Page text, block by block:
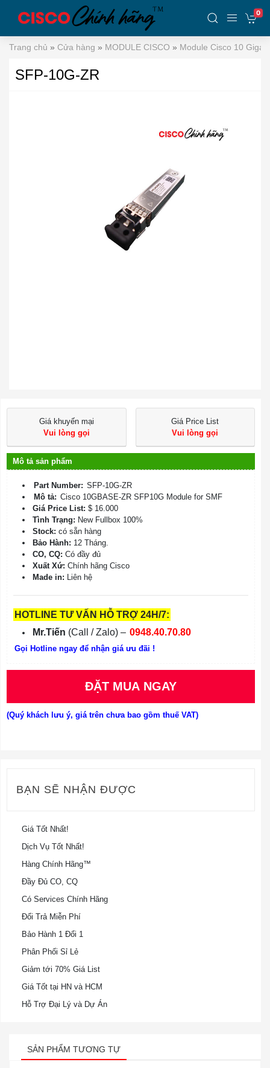
0
Trang chủ » Cửa hàng » MODULE CISCO » Module Cisco 10
SFP-10G-ZR
Giá khuyến mại
Vui lòng gọi
Giá Price List
Vui lòng gọi
Mô tả sản phẩm
Part Number: SFP-10G-ZR
Mô tả: Cisco 10GBASE-ZR SFP10G Module for SMF
Giá Price List: $ 16.000
Tình Trạng: New Fullbox 100%
Stock: có sẵn hàng
Bảo Hành: 12 Tháng.
CO, CQ: Có đầy đủ
Xuất Xứ: Chính hãng Cisco
Made in: Liên hệ
HOTLINE TƯ VẤN HỖ TRỢ 24H/7:
Mr.Tiến (Call / Zalo) – 0948.40.70.80
Gọi Hotline ngay để nhận giá ưu đãi !
ĐẶT MUA NGAY
(Quý khách lưu ý, giá trên chưa bao gồm thuế VAT)
BẠN SẼ NHẬN ĐƯỢC
Giá Tốt Nhất!
Dịch Vụ Tốt Nhất!
Hàng Chính Hãng™
Đầy Đủ CO, CQ
Có Services Chính Hãng
Đổi Trả Miễn Phí
Bảo Hành 1 Đổi 1
Phân Phối Sỉ Lẻ
Giảm tới 70% Giá List
Giá Tốt tại HN và HCM
Hỗ Trợ Đại Lý và Dự Án
SẢN PHẨM TƯƠNG TỰ